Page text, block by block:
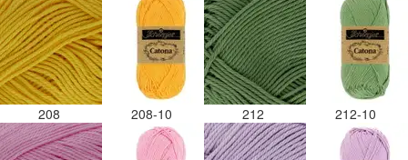
208 208-10 212 212-10